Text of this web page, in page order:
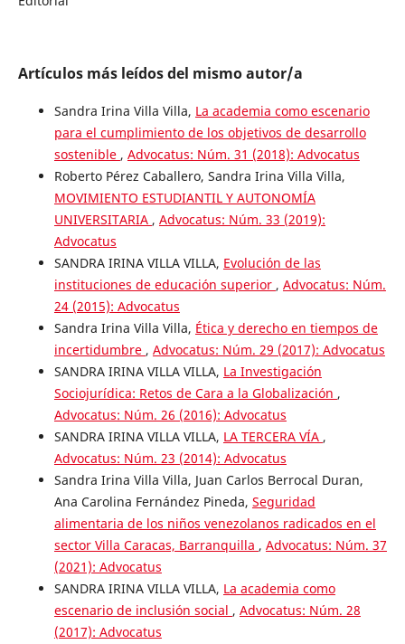
Artículos más leídos del mismo autor/a
Sandra Irina Villa Villa, La academia como escenario
para el cumplimiento de los objetivos de desarrollo
sostenible , Advocatus: Núm. 31 (2018): Advocatus
Roberto Pérez Caballero, Sandra Irina Villa Villa,
MOVIMIENTO ESTUDIANTIL Y AUTONOMÍA
UNIVERSITARIA , Advocatus: Núm. 33 (2019):
Advocatus
SANDRA IRINA VILLA VILLA, Evolución de las
instituciones de educación superior , Advocatus: Núm.
24 (2015): Advocatus
Sandra Irina Villa Villa, Ética y derecho en tiempos de
incertidumbre , Advocatus: Núm. 29 (2017): Advocatus
SANDRA IRINA VILLA VILLA, La Investigación
Sociojurídica: Retos de Cara a la Globalización ,
Advocatus: Núm. 26 (2016): Advocatus
SANDRA IRINA VILLA VILLA, LA TERCERA VÍA ,
Advocatus: Núm. 23 (2014): Advocatus
Sandra Irina Villa Villa, Juan Carlos Berrocal Duran,
Ana Carolina Fernández Pineda, Seguridad
alimentaria de los niños venezolanos radicados en el
sector Villa Caracas, Barranquilla , Advocatus: Núm. 37
(2021): Advocatus
SANDRA IRINA VILLA VILLA, La academia como
escenario de inclusión social , Advocatus: Núm. 28
(2017): Advocatus